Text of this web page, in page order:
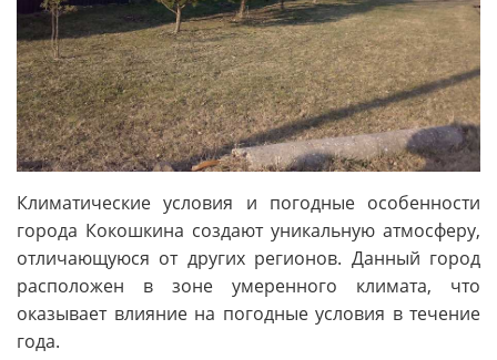
Климатические условия и погодные особенности
города Кокошкина создают уникальную атмосферу,
отличающуюся от других регионов. Данный город
расположен в зоне умеренного климата, что
оказывает влияние на погодные условия в течение
года.